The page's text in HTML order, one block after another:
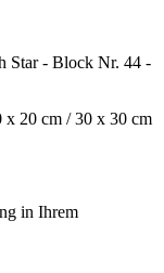
Star - Block Nr. 44 -
x 20 cm / 30 x 30 cm
in Ihrem